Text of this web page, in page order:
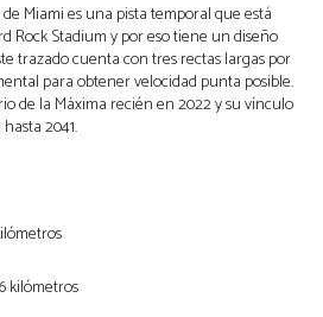
Miami es una pista temporal que está
Rock Stadium y por eso tiene un diseño
trazado cuenta con tres rectas largas por
para obtener velocidad punta posible.
de la Máxima recién en 2022 y su vínculo
2041.
kilómetros